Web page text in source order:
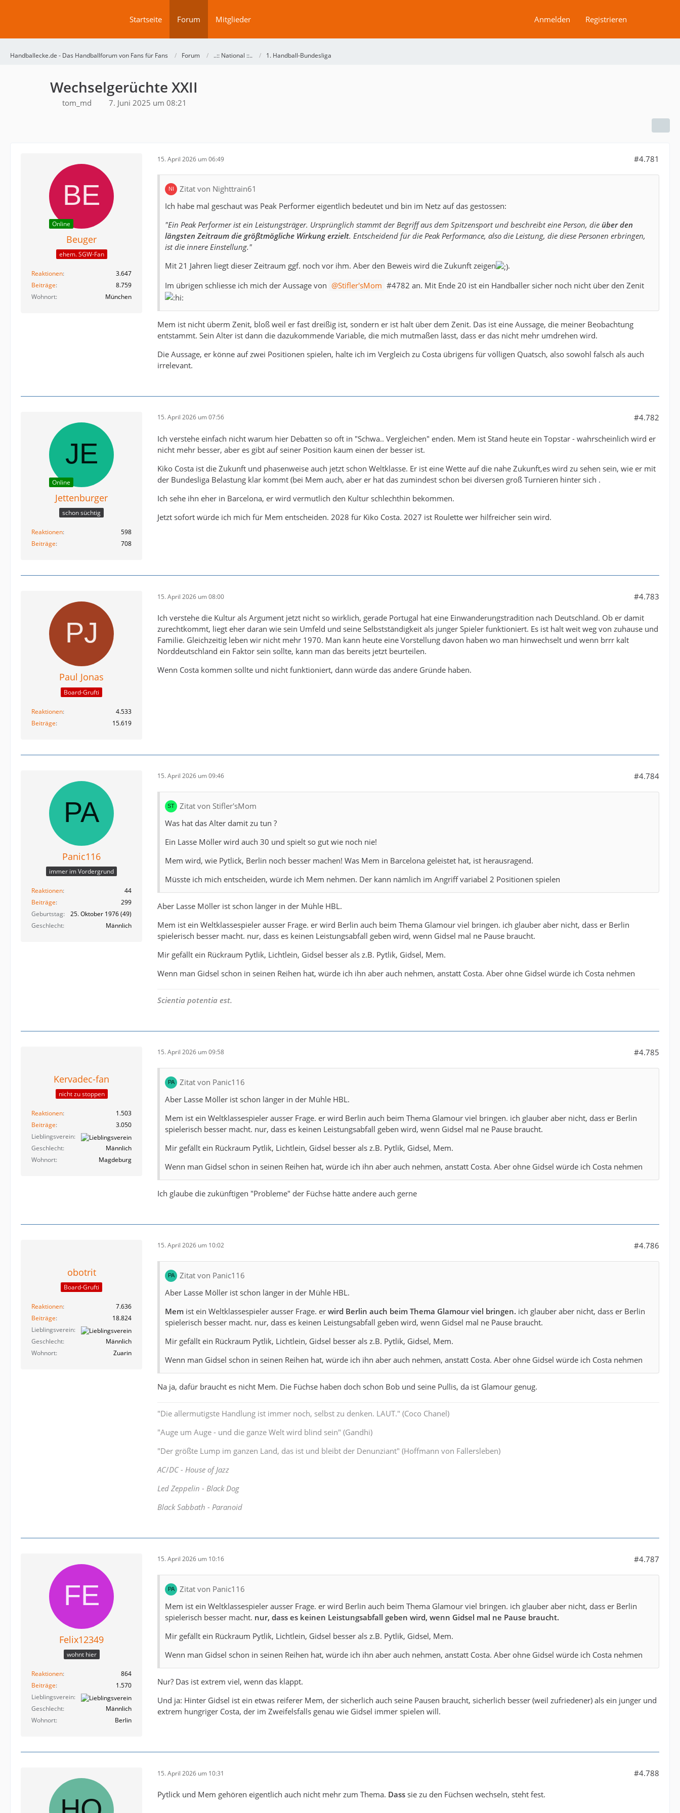
Startseite Forum Mitglieder Anmelden Registrieren
Handballecke.de - Das Handballforum von Fans für Fans Forum ..:: National ::.. 1. Handball-Bundesliga
Wechselgerüchte XXII
tom_md 7. Juni 2025 um 08:21
Online
Beuger
ehem. SGW-Fan
Reaktionen
3.647
Beiträge
8.759
Wohnort
München
15. April 2026 um 06:49 #4.781
Zitat von Nighttrain61
Ich habe mal geschaut was Peak Performer eigentlich bedeutet und bin im Netz auf das gestossen:
"Ein Peak Performer ist ein Leistungsträger. Ursprünglich stammt der Begriff aus dem Spitzensport und beschreibt eine Person, die über den
längsten Zeitraum die größtmögliche Wirkung erzielt. Entscheidend für die Peak Performance, also die Leistung, die diese Personen erbringen,
ist die innere Einstellung."
Mit 21 Jahren liegt dieser Zeitraum ggf. noch vor ihm. Aber den Beweis wird die Zukunft zeigen
.
Im übrigen schliesse ich mich der Aussage von
Stifler'sMom #4782 an. Mit Ende 20 ist ein Handballer sicher noch nicht über den Zenit
Mem ist nicht überm Zenit, bloß weil er fast dreißig ist, sondern er ist halt über dem Zenit. Das ist eine Aussage, die meiner Beobachtung
entstammt. Sein Alter ist dann die dazukommende Variable, die mich mutmaßen lässt, dass er das nicht mehr umdrehen wird.
Die Aussage, er könne auf zwei Positionen spielen, halte ich im Vergleich zu Costa übrigens für völligen Quatsch, also sowohl falsch als auch
irrelevant.
Online
Jettenburger
schon süchtig
Reaktionen
598
Beiträge
708
15. April 2026 um 07:56 #4.782
Ich verstehe einfach nicht warum hier Debatten so oft in "Schwa.. Vergleichen" enden. Mem ist Stand heute ein Topstar - wahrscheinlich wird er
nicht mehr besser, aber es gibt auf seiner Position kaum einen der besser ist.
Kiko Costa ist die Zukunft und phasenweise auch jetzt schon Weltklasse. Er ist eine Wette auf die nahe Zukunft,es wird zu sehen sein, wie er mit
der Bundesliga Belastung klar kommt (bei Mem auch, aber er hat das zumindest schon bei diversen groß Turnieren hinter sich .
Ich sehe ihn eher in Barcelona, er wird vermutlich den Kultur schlechthin bekommen.
Jetzt sofort würde ich mich für Mem entscheiden. 2028 für Kiko Costa. 2027 ist Roulette wer hilfreicher sein wird.
Paul Jonas
Board-Grufti
Reaktionen
4.533
Beiträge
15.619
15. April 2026 um 08:00 #4.783
Ich verstehe die Kultur als Argument jetzt nicht so wirklich, gerade Portugal hat eine Einwanderungstradition nach Deutschland. Ob er damit
zurechtkommt, liegt eher daran wie sein Umfeld und seine Selbstständigkeit als junger Spieler funktioniert. Es ist halt weit weg von zuhause und
Familie. Gleichzeitig leben wir nicht mehr 1970. Man kann heute eine Vorstellung davon haben wo man hinwechselt und wenn brrr kalt
Norddeutschland ein Faktor sein sollte, kann man das bereits jetzt beurteilen.
Wenn Costa kommen sollte und nicht funktioniert, dann würde das andere Gründe haben.
Panic116
immer im Vordergrund
Reaktionen
44
Beiträge
299
Geburtstag
25. Oktober 1976 (49)
Geschlecht
Männlich
15. April 2026 um 09:46 #4.784
Zitat von Stifler'sMom
Was hat das Alter damit zu tun ?
Ein Lasse Möller wird auch 30 und spielt so gut wie noch nie!
Mem wird, wie Pytlick, Berlin noch besser machen! Was Mem in Barcelona geleistet hat, ist herausragend.
Müsste ich mich entscheiden, würde ich Mem nehmen. Der kann nämlich im Angriff variabel 2 Positionen spielen
Aber Lasse Möller ist schon länger in der Mühle HBL.
Mem ist ein Weltklassespieler ausser Frage. er wird Berlin auch beim Thema Glamour viel bringen. ich glauber aber nicht, dass er Berlin
spielerisch besser macht. nur, dass es keinen Leistungsabfall geben wird, wenn Gidsel mal ne Pause braucht.
Mir gefällt ein Rückraum Pytlik, Lichtlein, Gidsel besser als z.B. Pytlik, Gidsel, Mem.
Wenn man Gidsel schon in seinen Reihen hat, würde ich ihn aber auch nehmen, anstatt Costa. Aber ohne Gidsel würde ich Costa nehmen
Scientia potentia est.
Kervadec-fan
nicht zu stoppen
Reaktionen
1.503
Beiträge
3.050
Lieblingsverein
Geschlecht
Männlich
Wohnort
Magdeburg
15. April 2026 um 09:58 #4.785
Zitat von Panic116
Aber Lasse Möller ist schon länger in der Mühle HBL.
Mem ist ein Weltklassespieler ausser Frage. er wird Berlin auch beim Thema Glamour viel bringen. ich glauber aber nicht, dass er Berlin
spielerisch besser macht. nur, dass es keinen Leistungsabfall geben wird, wenn Gidsel mal ne Pause braucht.
Mir gefällt ein Rückraum Pytlik, Lichtlein, Gidsel besser als z.B. Pytlik, Gidsel, Mem.
Wenn man Gidsel schon in seinen Reihen hat, würde ich ihn aber auch nehmen, anstatt Costa. Aber ohne Gidsel würde ich Costa nehmen
Ich glaube die zukünftigen "Probleme" der Füchse hätte andere auch gerne
obotrit
Board-Grufti
Reaktionen
7.636
Beiträge
18.824
Lieblingsverein
Geschlecht
Männlich
Wohnort
Zuarin
15. April 2026 um 10:02 #4.786
Zitat von Panic116
Aber Lasse Möller ist schon länger in der Mühle HBL.
Mem ist ein Weltklassespieler ausser Frage. er wird Berlin auch beim Thema Glamour viel bringen. ich glauber aber nicht, dass er Berlin
spielerisch besser macht. nur, dass es keinen Leistungsabfall geben wird, wenn Gidsel mal ne Pause braucht.
Mir gefällt ein Rückraum Pytlik, Lichtlein, Gidsel besser als z.B. Pytlik, Gidsel, Mem.
Wenn man Gidsel schon in seinen Reihen hat, würde ich ihn aber auch nehmen, anstatt Costa. Aber ohne Gidsel würde ich Costa nehmen
Na ja, dafür braucht es nicht Mem. Die Füchse haben doch schon Bob und seine Pullis, da ist Glamour genug.
"Die allermutigste Handlung ist immer noch, selbst zu denken. LAUT." (Coco Chanel)
"Auge um Auge - und die ganze Welt wird blind sein" (Gandhi)
"Der größte Lump im ganzen Land, das ist und bleibt der Denunziant" (Hoffmann von Fallersleben)
AC/DC - House of Jazz
Led Zeppelin - Black Dog
Black Sabbath - Paranoid
Felix12349
wohnt hier
Reaktionen
864
Beiträge
1.570
Lieblingsverein
Geschlecht
Männlich
Wohnort
Berlin
15. April 2026 um 10:16 #4.787
Zitat von Panic116
Mem ist ein Weltklassespieler ausser Frage. er wird Berlin auch beim Thema Glamour viel bringen. ich glauber aber nicht, dass er Berlin
spielerisch besser macht. nur, dass es keinen Leistungsabfall geben wird, wenn Gidsel mal ne Pause braucht.
Mir gefällt ein Rückraum Pytlik, Lichtlein, Gidsel besser als z.B. Pytlik, Gidsel, Mem.
Wenn man Gidsel schon in seinen Reihen hat, würde ich ihn aber auch nehmen, anstatt Costa. Aber ohne Gidsel würde ich Costa nehmen
Nur? Das ist extrem viel, wenn das klappt.
Und ja: Hinter Gidsel ist ein etwas reiferer Mem, der sicherlich auch seine Pausen braucht, sicherlich besser (weil zufriedener) als ein junger und
extrem hungriger Costa, der im Zweifelsfalls genau wie Gidsel immer spielen will.
15. April 2026 um 10:31 #4.788
Pytlick und Mem gehören eigentlich auch nicht mehr zum Thema. Dass sie zu den Füchsen wechseln, steht fest.